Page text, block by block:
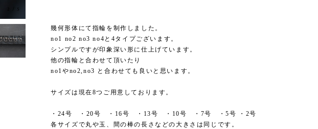
5
幾何形体にて指輪を制作しました。
no1 no2 no3 no4と4タイプございます。
シンプルですが印象深い形に仕上げています。
他の指輪と合わせて頂いたり
no1やno2,no3 と合わせても良いと思います。
サイズは現在8つご用意しております。
・24号 ・20号 ・16号 ・13号 ・10号 ・7号 ・5号 ・2号
各サイズで丸や玉、間の棒の長さなどの大きさは同じです。